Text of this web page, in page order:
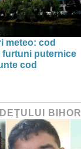
meteo: cod
furtuni puternice
cod
BIHOR